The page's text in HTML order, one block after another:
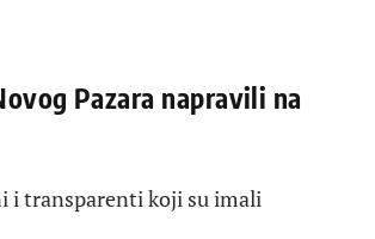
Pazara napravili na
i transparenti koji su imali